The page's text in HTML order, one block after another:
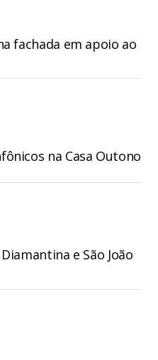
fachada em apoio ao
na Casa Outono
e São João